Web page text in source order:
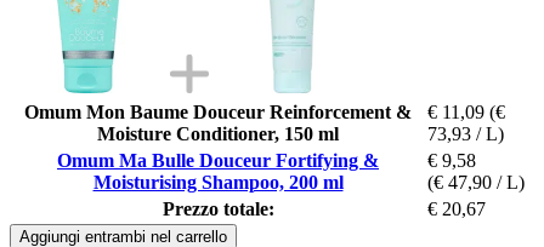
Omum Mon Baume Douceur Reinforcement &
Moisture Conditioner, 150 ml
€ 11,09 (€
73,93 / L)
Omum Ma Bulle Douceur Fortifying &
Moisturising Shampoo, 200 ml
€ 9,58
(€ 47,90 / L)
Prezzo totale:
€ 20,67
Aggiungi entrambi nel carrello